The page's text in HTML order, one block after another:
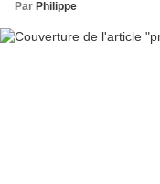
Par Philippe